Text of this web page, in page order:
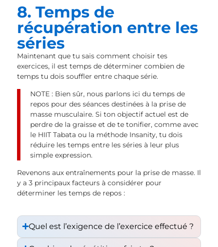
8. Temps de
récupération entre les
séries
Maintenant que tu sais comment choisir tes
exercices, il est temps de déterminer combien de
temps tu dois souffler entre chaque série.
NOTE : Bien sûr, nous parlons ici du temps de
repos pour des séances destinées à la prise de
masse musculaire. Si ton objectif actuel est de
perdre de la graisse et de te tonifier, comme avec
le HIIT Tabata ou la méthode Insanity, tu dois
réduire les temps entre les séries à leur plus
simple expression.
Revenons aux entraînements pour la prise de masse. Il
y a 3 principaux facteurs à considérer pour
déterminer les temps de repos :
Quel est l’exigence de l’exercice effectué ?